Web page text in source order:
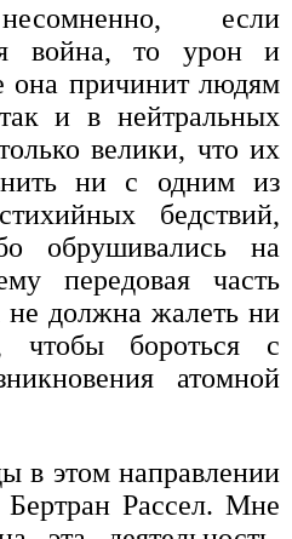
если
война, то урон и
она причинит людям
и в нейтральных
велики, что их
ни с одним из
бедствий,
обрушивались на
передовая часть
не должна жалеть ни
чтобы бороться с
атомной
в этом направлении
Бертран Рассел. Мне